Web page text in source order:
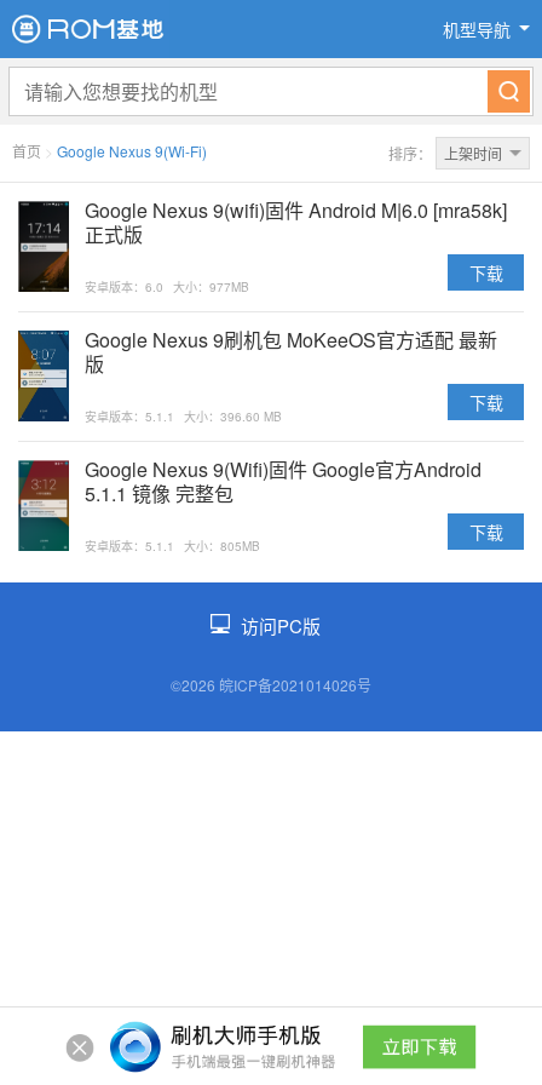
机型导航
首页 > Google Nexus 9(Wi-Fi) 排序： 上架时间
Google Nexus 9(wifi)固件 Android M|6.0 [mra58k]
正式版
安卓版本：6.0 大小：977MB
下载
Google Nexus 9刷机包 MoKeeOS官方适配 最新
版
安卓版本：5.1.1 大小：396.60 MB
下载
Google Nexus 9(Wifi)固件 Google官方Android
5.1.1 镜像 完整包
安卓版本：5.1.1 大小：805MB
下载
访问PC版
©2026 皖ICP备2021014026号